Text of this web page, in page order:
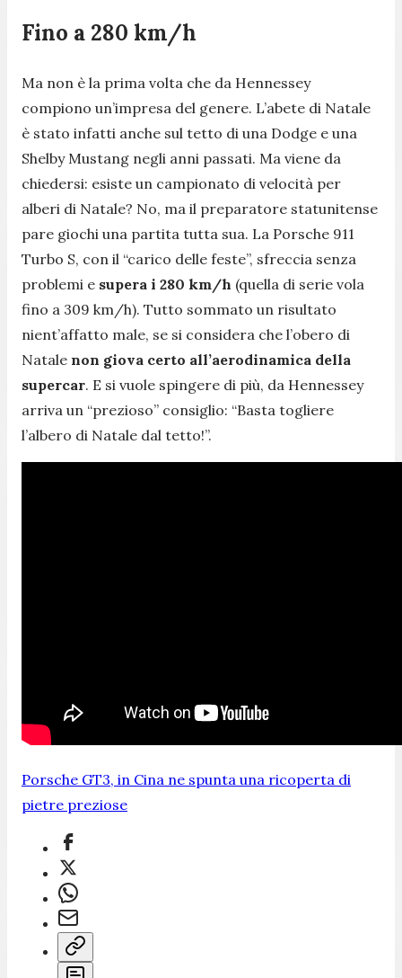
Fino a 280 km/h
Ma non è la prima volta che da Hennessey
compiono un’impresa del genere. L’abete di Natale
è stato infatti anche sul tetto di una Dodge e una
Shelby Mustang negli anni passati. Ma viene da
chiedersi: esiste un campionato di velocità per
alberi di Natale? No, ma il preparatore statunitense
pare giochi una partita tutta sua. La Porsche 911
Turbo S, con il “carico delle feste”, sfreccia senza
problemi e supera i 280 km/h (quella di serie vola
fino a 309 km/h). Tutto sommato un risultato
nient’affatto male, se si considera che l’obero di
Natale non giova certo all’aerodinamica della
supercar. E si vuole spingere di più, da Hennessey
arriva un “prezioso” consiglio: “Basta togliere
l’albero di Natale dal tetto!”.
Porsche GT3, in Cina ne spunta una ricoperta di
pietre preziose